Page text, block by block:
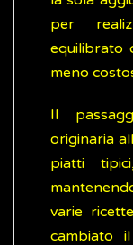
per
equilibrato
meno
Il
originaria
piatti
varie
cambiato